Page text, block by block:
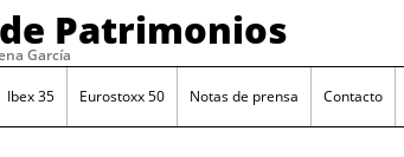
Patrimonios
García
Ibex 35 Eurostoxx 50 Notas de prensa Contacto